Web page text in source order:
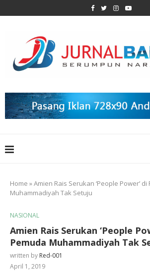
Home »Amien Rais Serukan ‘People Power’
Muhammadiyah Tak Setuju
NASIONAL
Amien Rais Serukan ‘People
Pemuda Muhammadiyah Tak
written by Red-001
April 1, 2019